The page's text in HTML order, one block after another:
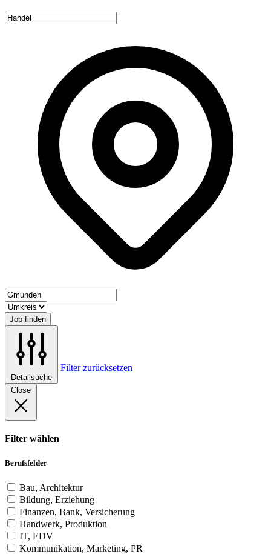
Job finden
Detailsuche
Filter zurücksetzen
Close
Filter wählen
Berufsfelder
Bau, Architektur
Bildung, Erziehung
Finanzen, Bank, Versicherung
Handwerk, Produktion
IT, EDV
Kommunikation, Marketing, PR